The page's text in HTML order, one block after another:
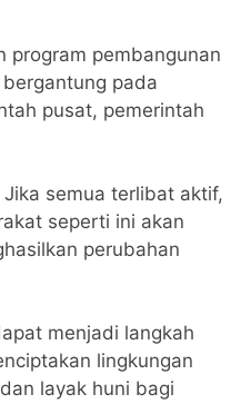
program pembangunan
pada
pusat, pemerintah
semua terlibat aktif,
seperti ini akan
perubahan
menjadi langkah
lingkungan
layak huni bagi